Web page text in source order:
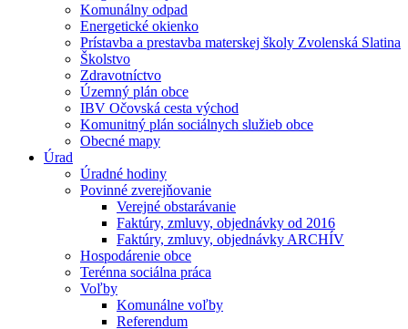
Komunálny odpad
Energetické okienko
Prístavba a prestavba materskej školy Zvolenská Slatina
Školstvo
Zdravotníctvo
Územný plán obce
IBV Očovská cesta východ
Komunitný plán sociálnych služieb obce
Obecné mapy
Úrad
Úradné hodiny
Povinné zverejňovanie
Verejné obstarávanie
Faktúry, zmluvy, objednávky od 2016
Faktúry, zmluvy, objednávky ARCHÍV
Hospodárenie obce
Terénna sociálna práca
Voľby
Komunálne voľby
Referendum